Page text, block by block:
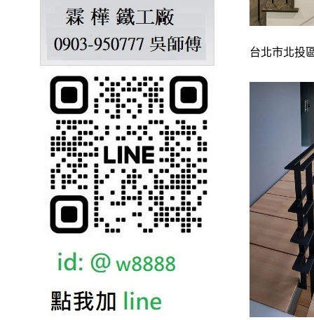
台北市北投